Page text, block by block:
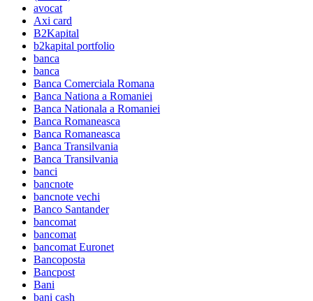
avocat
Axi card
B2Kapital
b2kapital portfolio
banca
banca
Banca Comerciala Romana
Banca Nationa a Romaniei
Banca Nationala a Romaniei
Banca Romaneasca
Banca Romaneasca
Banca Transilvania
Banca Transilvania
banci
bancnote
bancnote vechi
Banco Santander
bancomat
bancomat
bancomat Euronet
Bancoposta
Bancpost
Bani
bani cash